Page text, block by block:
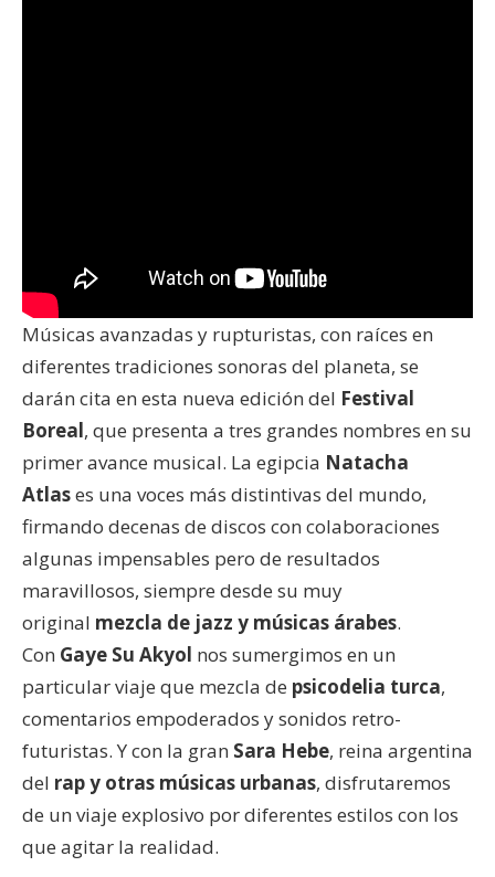
Músicas avanzadas y rupturistas, con raíces en
diferentes tradiciones sonoras del planeta, se
darán cita en esta nueva edición del Festival
Boreal, que presenta a tres grandes nombres en su
primer avance musical. La egipcia Natacha
Atlases una voces más distintivas del mundo,
firmando decenas de discos con colaboraciones
algunas impensables pero de resultados
maravillosos, siempre desde su muy
original mezcla de jazz y músicas árabes.
Con Gaye Su Akyol nos sumergimos en un
particular viaje que mezcla de psicodelia turca,
comentarios empoderados y sonidos retro-
futuristas. Y con la gran Sara Hebe, reina argentina
del rap y otras músicas urbanas, disfrutaremos
de un viaje explosivo por diferentes estilos con los
que agitar la realidad.